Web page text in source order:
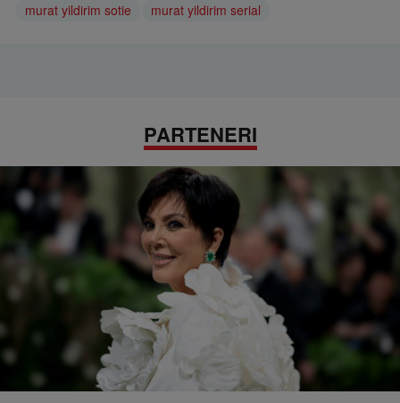
murat yildirim sotie
murat yildirim serial
PARTENERI